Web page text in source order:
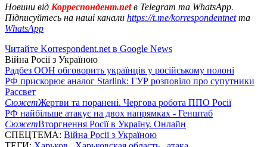
Новини від Корреспондент.netв Telegram та WhatsApp.
Підписуйтесь на наші канали https://t.me/korrespondentnetта
WhatsApp
Читайте Korrespondent.net в Google News
Війна Росії з Україною
Радбез ООН обговорить українців у російському полоні
РФ прискорює аналог Starlink: ГУР розповіло про супутники
Рассвет
СюжетЖертви та поранені. Чергова робота ППО Росії
РФ найбільше атакує на двох напрямках - Генштаб
СюжетВторгнення Росії в Україну. Онлайн
СПЕЦТЕМА: Війна Росії з Україною